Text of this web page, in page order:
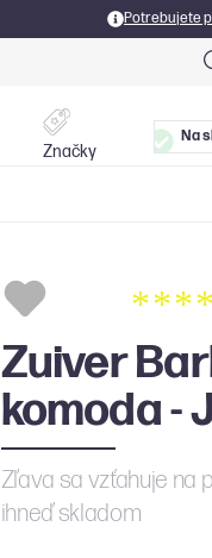
Potrebujete
Doplnky
Značky
Na
Zuiver
komoda -
Zľava sa vzťahuje na
ihneď skladom